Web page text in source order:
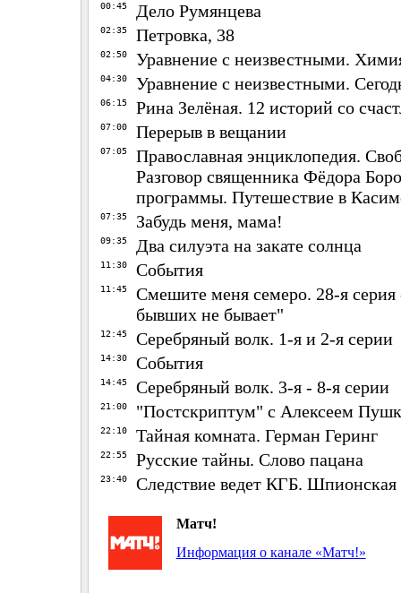
00:45 Дело Румянцева
02:35 Петровка, 38
02:50 Уравнение с неизвестными.
04:30 Уравнение с неизвестными.
06:15 Рина Зелёная. 12 историй со
07:00 Перерыв в вещании
07:05
Православная энциклопедия.
Разговор священника Фёдора
программы. Путешествие в
07:35 Забудь меня, мама!
09:35 Два силуэта на закате солнца
11:30 События
11:45
Смешите меня семеро. 28-я серия
бывших не бывает"
12:45 Серебряный волк. 1-я и 2-я серии
14:30 События
14:45 Серебряный волк. 3-я - 8-я серии
21:00 "Постскриптум" с Алексеем
22:10 Тайная комната. Герман Геринг
22:55 Русские тайны. Слово пацана
23:40 Следствие ведет КГБ.
Матч!
Информация о канале «Матч!»